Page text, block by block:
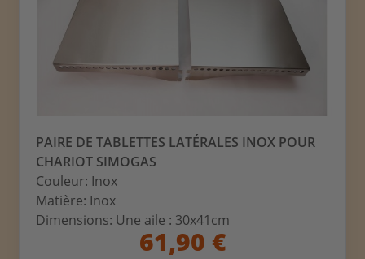
PAIRE DE TABLETTES LATÉRALES INOX POUR
CHARIOT SIMOGAS
Couleur: Inox
Matière: Inox
Dimensions: Une aile : 30x41cm
61,90 €